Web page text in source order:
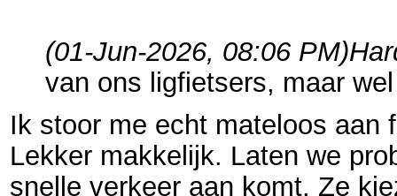
(01-Jun-2026, 08:06 PM)
van ons ligfietsers, maar
Ik stoor me echt mateloos aan
Lekker makkelijk. Laten we
snelle verkeer aan komt. Ze